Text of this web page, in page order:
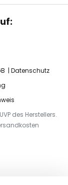
Datenschutz
des Herstellers.